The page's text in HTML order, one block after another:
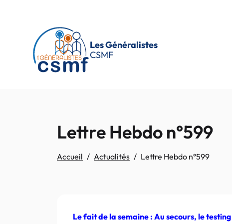
Les Généralistes
CSMF
Lettre Hebdo n°599
Accueil Actualités Lettre Hebdo n°599
Le fait de la semaine : Au secours, letesting